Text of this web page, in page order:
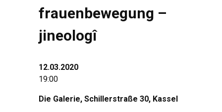
frauenbewegung –
jineologî
12.03.2020
19:00
Die Galerie, Schillerstraße 30, Kassel